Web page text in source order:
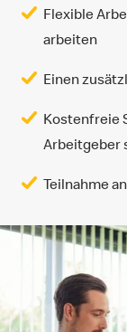
Flexible
arbeiten
Einen
Kostenfreie
Arbeitgeber
Teilnahme